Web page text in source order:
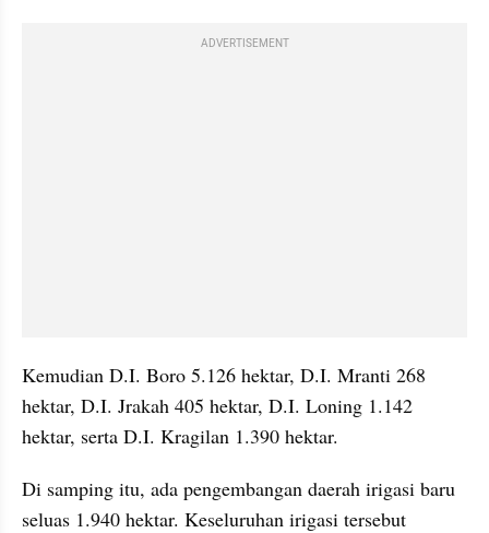
ADVERTISEMENT
Kemudian D.I. Boro 5.126 hektar, D.I. Mranti 268
hektar, D.I. Jrakah 405 hektar, D.I. Loning 1.142
hektar, serta D.I. Kragilan 1.390 hektar.
Di samping itu, ada pengembangan daerah irigasi baru
seluas 1.940 hektar. Keseluruhan irigasi tersebut